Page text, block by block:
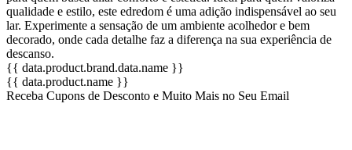
qualidade e estilo, este edredom é uma adição indispensável ao seu
lar. Experimente a sensação de um ambiente acolhedor e bem
decorado, onde cada detalhe faz a diferença na sua experiência de
descanso.
{{ data.product.brand.data.name }}
{{ data.product.name }}
Receba Cupons de Desconto e Muito Mais no Seu Email